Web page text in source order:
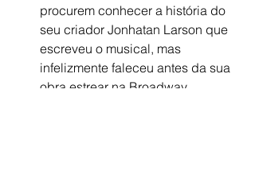
procurem conhecer a história do
seu criador Jonhatan Larson que
escreveu o musical, mas
infelizmente faleceu antes da sua
obra estrear na Broadway.